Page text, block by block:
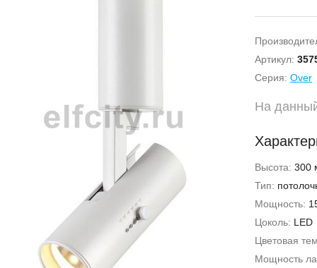
Артикул:
Серия: Over
На
Высота: 300
Тип:
Мощность:
Цоколь: LED
Цветовая
Мощность